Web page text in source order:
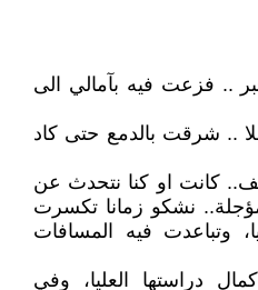
.. فزعت فيه بآمالي الى
.. شرقت بالدمع حتى كاد
كانت او كنا نتحدث عن
نشكو زمانا تكسرت
وتباعدت فيه المسافات
دراستها العليا، وفي